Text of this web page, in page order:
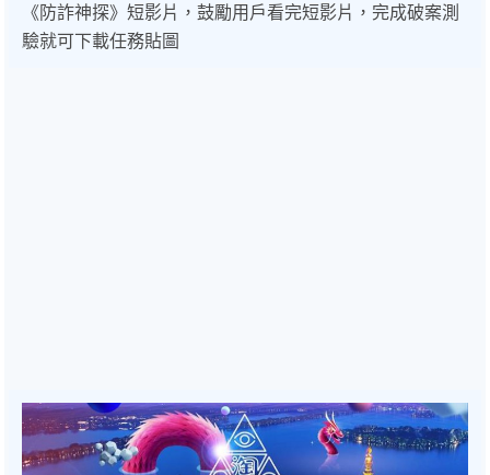
《防詐神探》短影片，鼓勵用戶看完短影片，完成破案測
驗就可下載任務貼圖